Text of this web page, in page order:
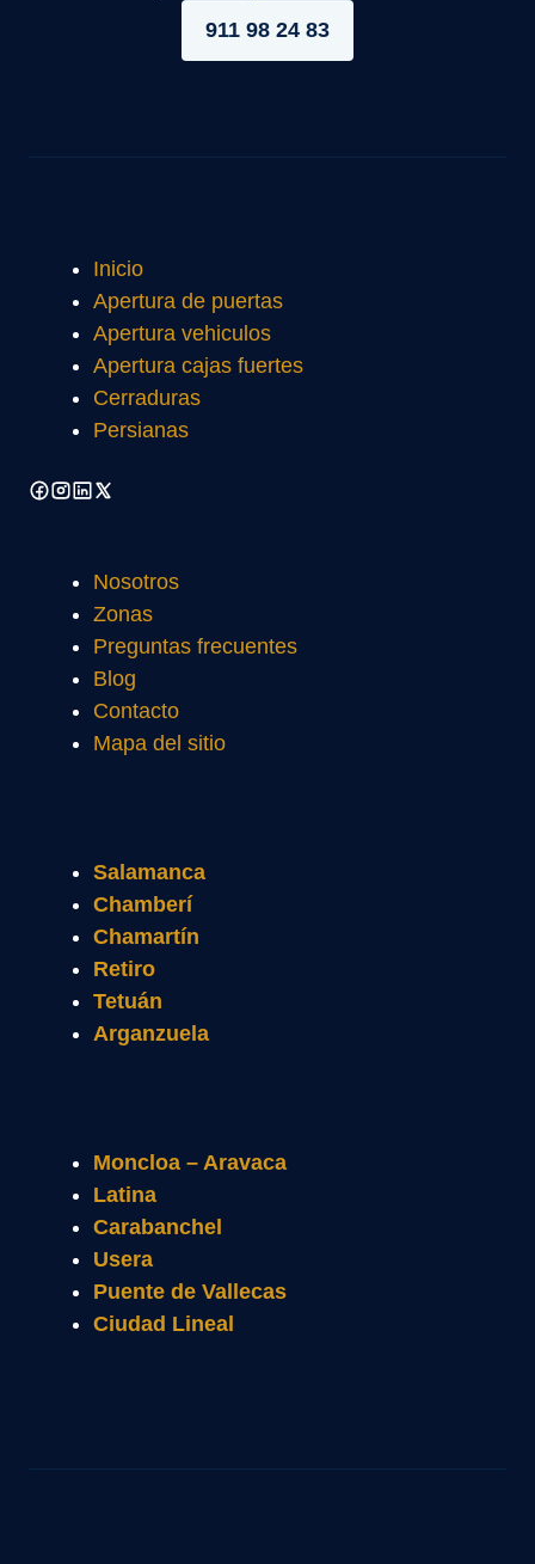
911 98 24 83
Inicio
Apertura de puertas
Apertura vehiculos
Apertura cajas fuertes
Cerraduras
Persianas
Nosotros
Zonas
Preguntas frecuentes
Blog
Contacto
Mapa del sitio
Salamanca
Chamberí
Chamartín
Retiro
Tetuán
Arganzuela
Moncloa – Aravaca
Latina
Carabanchel
Usera
Puente de Vallecas
Ciudad Lineal